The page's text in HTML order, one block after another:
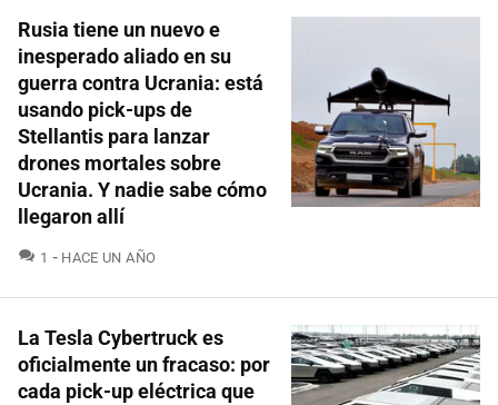
Rusia tiene un nuevo e
inesperado aliado en su
guerra contra Ucrania: está
usando pick-ups de
Stellantis para lanzar
drones mortales sobre
Ucrania. Y nadie sabe cómo
llegaron allí
1 COMENTARIOS
HACE UN AÑO
La Tesla Cybertruck es
oficialmente un fracaso: por
cada pick-up eléctrica que